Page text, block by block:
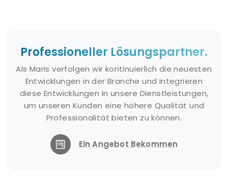
Professioneller Lösungspartner.
Als Maris verfolgen wir kontinuierlich die neuesten
Entwicklungen in der Branche und integrieren
diese Entwicklungen in unsere Dienstleistungen,
um unseren Kunden eine höhere Qualität und
Professionalität bieten zu können.
Ein Angebot Bekommen